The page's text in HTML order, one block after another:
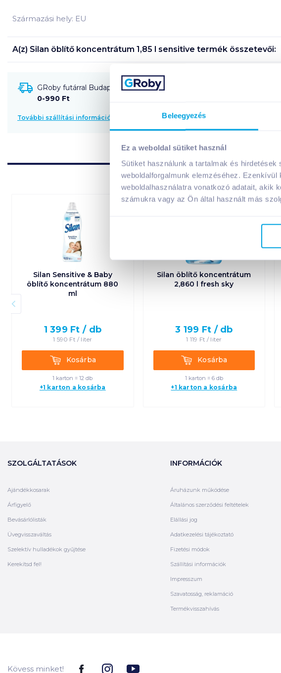
Beleegyezés
Ez a weboldal sütiket használ
Sütiket használunk a tartalmak és
weboldalforgalmunk elemzéséhez.
weboldalhasználatra vonatkozó adatait, akik
számukra vagy az Ön által használt más
Származási hely: EU
A(z) Silan öblítő koncentrátum 1,85 l sensitive termék összetevői:
GRoby futárral Budapestre és környékére szállítható
0-990 Ft
További szállítási információk
Silan Sensitive & Baby
öblítő koncentrátum 880
ml
1 399 Ft / db
1 590 Ft / liter
KosárbaKosárba
1 karton = 12 db
+1 karton a kosárba
Silan öblítő koncentrátum
2,860 l fresh sky
3 199 Ft / db
1 119 Ft / liter
KosárbaKosárba
1 karton = 6 db
+1 karton a kosárba
SZOLGÁLTATÁSOK
Ajándékkosarak
Árfigyelő
Bevásárlólisták
Üvegvisszaváltás
Szelektív hulladékok gyűjtése
Kerekítsd fel!
INFORMÁCIÓK
Áruházunk működése
Általános szerződési feltételek
Elállási jog
Adatkezelési tájékoztató
Fizetési módok
Szállítási információk
Impresszum
Szavatosság, reklamáció
Termékvisszahívás
Kövess minket!